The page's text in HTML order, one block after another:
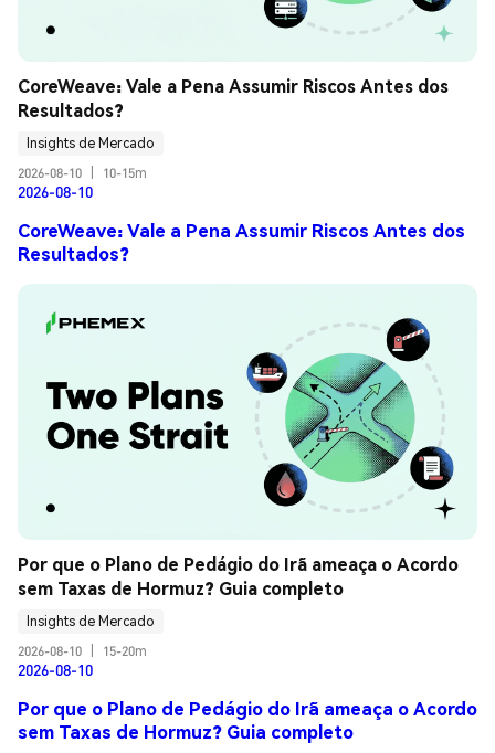
CoreWeave: Vale a Pena Assumir Riscos Antes dos
Resultados?
Insights de Mercado
2026-08-10
10-15m
2026-08-10
CoreWeave: Vale a Pena Assumir Riscos Antes dos
Resultados?
Por que o Plano de Pedágio do Irã ameaça o Acordo
sem Taxas de Hormuz? Guia completo
Insights de Mercado
2026-08-10
15-20m
2026-08-10
Por que o Plano de Pedágio do Irã ameaça o Acordo
sem Taxas de Hormuz? Guia completo